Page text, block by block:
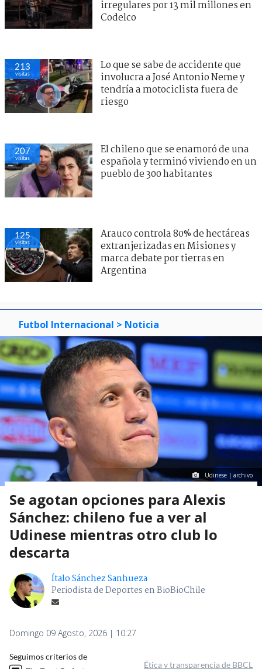
irregulares por 13 mil millones en
Codelco
213
visitas
Lo que se sabe de accidente que
involucra a José Antonio Neme y
tendría a motociclista fuera de
riesgo
207
visitas
El chileno que se enamoró de una
española y terminó viviendo en un
pueblo de 300 habitantes
125
visitas
Arauco controla 80% de hectáreas
extranjerizadas en Misiones y
marca debate por tierras en
Argentina
Futbol Internacional > Noticia
Udinese | archivo
Se agotan opciones para Alexis
Sánchez: chileno fue a ver al
Udinese mientras otro club lo
descarta
Ítalo Sánchez Sanhueza
Periodista de Deportes en BioBioChile
Domingo 09 Agosto, 2026 | 10:27
Seguimos criterios de
Ética y transparencia de BBCL